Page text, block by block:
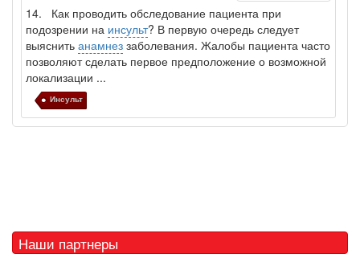
14. Как проводить обследование пациента при
подозрении на инсульт? В первую очередь следует
выяснить анамнез заболевания. Жалобы пациента часто
позволяют сделать первое предположение о возможной
локализации ...
Инсульт
Наши партнеры